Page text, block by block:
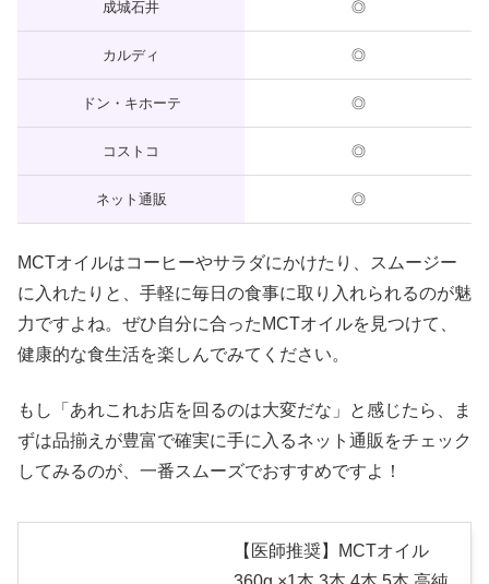
成城石井 ◎
カルディ ◎
ドン・キホーテ ◎
コストコ ◎
ネット通販 ◎
MCTオイルはコーヒーやサラダにかけたり、スムージー
に入れたりと、手軽に毎日の食事に取り入れられるのが魅
力ですよね。ぜひ自分に合ったMCTオイルを見つけて、
健康的な食生活を楽しんでみてください。
もし「あれこれお店を回るのは大変だな」と感じたら、ま
ずは品揃えが豊富で確実に手に入るネット通販をチェック
してみるのが、一番スムーズでおすすめですよ！
【医師推奨】MCTオイル